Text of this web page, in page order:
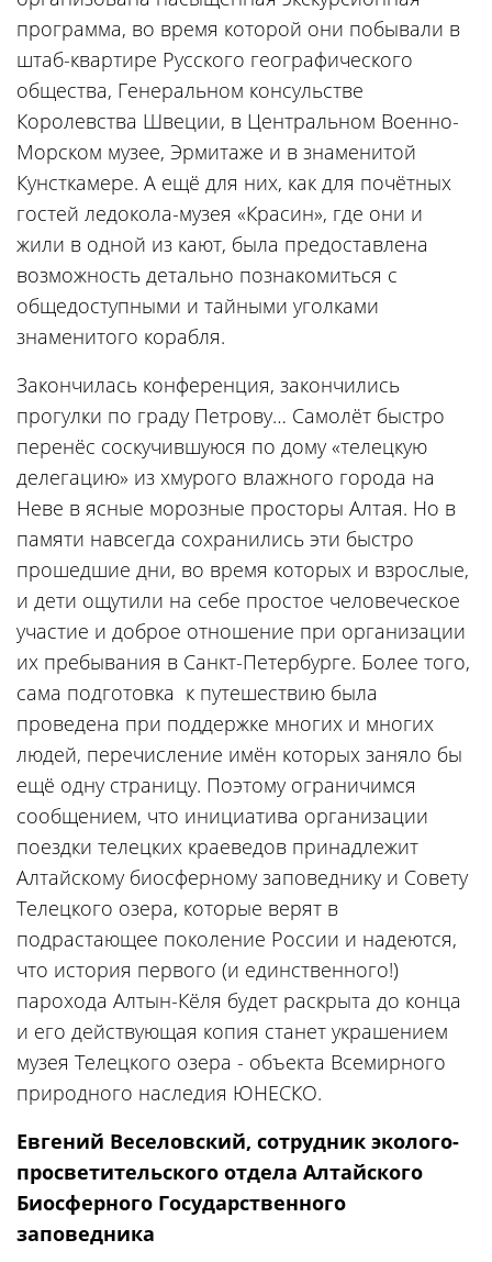
программа, во время которой они побывали в
штаб-квартире Русского географического
общества, Генеральном консульстве
Королевства Швеции, в Центральном Военно-
Морском музее, Эрмитаже и в знаменитой
Кунсткамере. А ещё для них, как для почётных
гостей ледокола-музея «Красин», где они и
жили в одной из кают, была предоставлена
возможность детально познакомиться с
общедоступными и тайными уголками
знаменитого корабля.
Закончилась конференция, закончились
прогулки по граду Петрову… Самолёт быстро
перенёс соскучившуюся по дому «телецкую
делегацию» из хмурого влажного города на
Неве в ясные морозные просторы Алтая. Но в
памяти навсегда сохранились эти быстро
прошедшие дни, во время которых и взрослые,
и дети ощутили на себе простое человеческое
участие и доброе отношение при организации
их пребывания в Санкт-Петербурге. Более того,
сама подготовка к путешествию была
проведена при поддержке многих и многих
людей, перечисление имён которых заняло бы
ещё одну страницу. Поэтому ограничимся
сообщением, что инициатива организации
поездки телецких краеведов принадлежит
Алтайскому биосферному заповеднику и Совету
Телецкого озера, которые верят в
подрастающее поколение России и надеются,
что история первого (и единственного!)
парохода Алтын-Кёля будет раскрыта до конца
и его действующая копия станет украшением
музея Телецкого озера - объекта Всемирного
природного наследия ЮНЕСКО.
Евгений Веселовский, сотрудник эколого-
просветительского отдела Алтайского
Биосферного Государственного
заповедника